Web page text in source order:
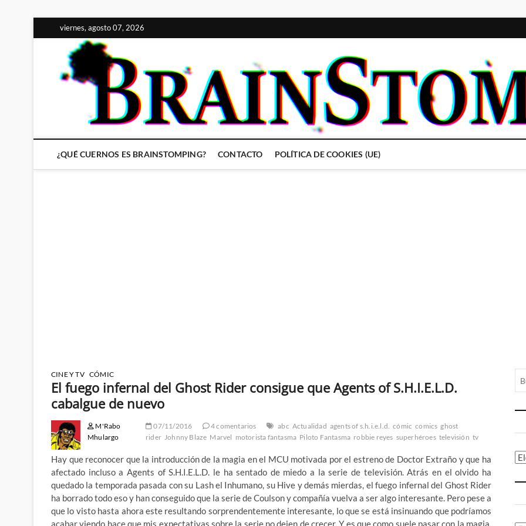
al
contenido
viernes, agosto 07, 2026
¿QUÉ CUERNOS ES BRAINSTOMPING? CONTACTO POLÍTICA DE COOKIES (UE)
CINE Y TV CÓMIC
El fuego infernal del Ghost Rider consigue que Agents of S.H.I.E.L.D.
cabalgue de nuevo
M'Rabo
Mhulargo
07/11/2016 4 comentarios abc Actualidad agents of s.h.i.e.l.d. cómic comics ghost
rider Johnny Blaze Marvel motorista fantasma Piloto Fantasma robbie reyes superhéroes televisión tv
Hay que reconocer que la introducción de la magia en el MCU motivada por el estreno de Doctor Extraño y que ha
afectado incluso a Agents of S.H.I.E.L.D. le ha sentado de miedo a la serie de televisión. Atrás en el olvido ha
quedado la temporada pasada con su Lash el Inhumano, su Hive y demás mierdas, el fuego infernal del Ghost Rider
ha borrado todo eso y han conseguido que la serie de Coulson y compañía vuelva a ser algo interesante. Pero pese a
que lo visto hasta ahora este resultando sorprendentemente interesante, lo que se está insinuando que podríamos